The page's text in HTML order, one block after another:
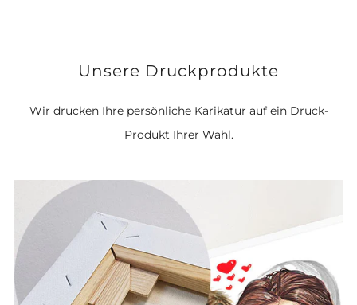
Unsere Druckprodukte
Wir drucken Ihre persönliche Karikatur auf ein Druck-
Produkt Ihrer Wahl.